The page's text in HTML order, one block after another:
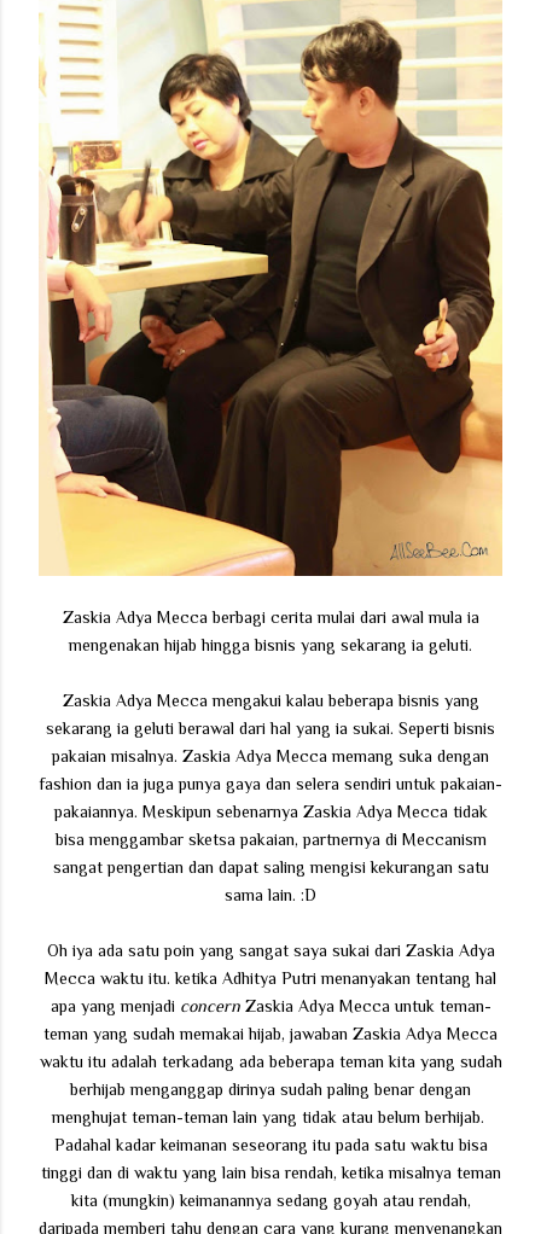
Zaskia Adya Mecca berbagi cerita mulai dari awal mula ia
mengenakan hijab hingga bisnis yang sekarang ia geluti.
Zaskia Adya Mecca mengakui kalau beberapa bisnis yang
sekarang ia geluti berawal dari hal yang ia sukai. Seperti bisnis
pakaian misalnya. Zaskia Adya Mecca memang suka dengan
fashion dan ia juga punya gaya dan selera sendiri untuk pakaian-
pakaiannya. Meskipun sebenarnya Zaskia Adya Mecca tidak
bisa menggambar sketsa pakaian, partnernya di Meccanism
sangat pengertian dan dapat saling mengisi kekurangan satu
sama lain. :D
Oh iya ada satu poin yang sangat saya sukai dari Zaskia Adya
Mecca waktu itu. ketika Adhitya Putri menanyakan tentang hal
apa yang menjadi concernZaskia Adya Mecca untuk teman-
teman yang sudah memakai hijab, jawaban Zaskia Adya Mecca
waktu itu adalah terkadang ada beberapa teman kita yang sudah
berhijab menganggap dirinya sudah paling benar dengan
menghujat teman-teman lain yang tidak atau belum berhijab.
Padahal kadar keimanan seseorang itu pada satu waktu bisa
tinggi dan di waktu yang lain bisa rendah, ketika misalnya teman
kita (mungkin) keimanannya sedang goyah atau rendah,
daripada memberi tahu dengan cara yang kurang menyenangkan